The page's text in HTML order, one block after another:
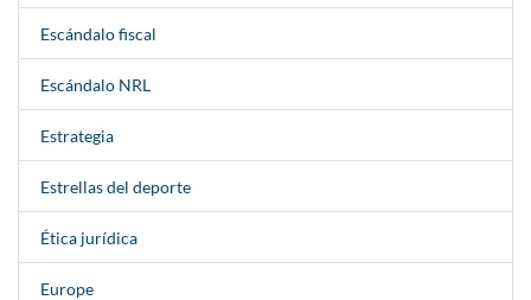
Escándalo fiscal
Escándalo NRL
Estrategia
Estrellas del deporte
Ética jurídica
Europe